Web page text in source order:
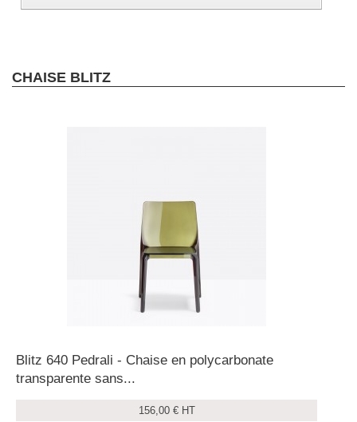
CHAISE BLITZ
Blitz 640 Pedrali - Chaise en polycarbonate
transparente sans...
156,00 € HT